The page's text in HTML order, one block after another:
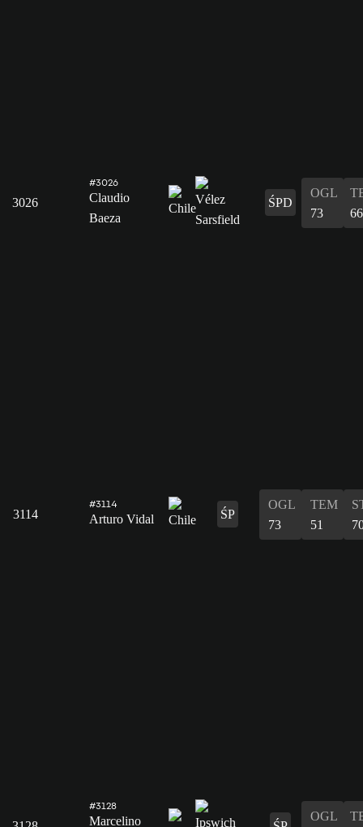
3026
#3026
Claudio
Baeza
ŚPD
OGL
73
66
3114
#3114
Arturo Vidal ŚP
OGL
73
TEM
51
#3128
Marcelino OGL